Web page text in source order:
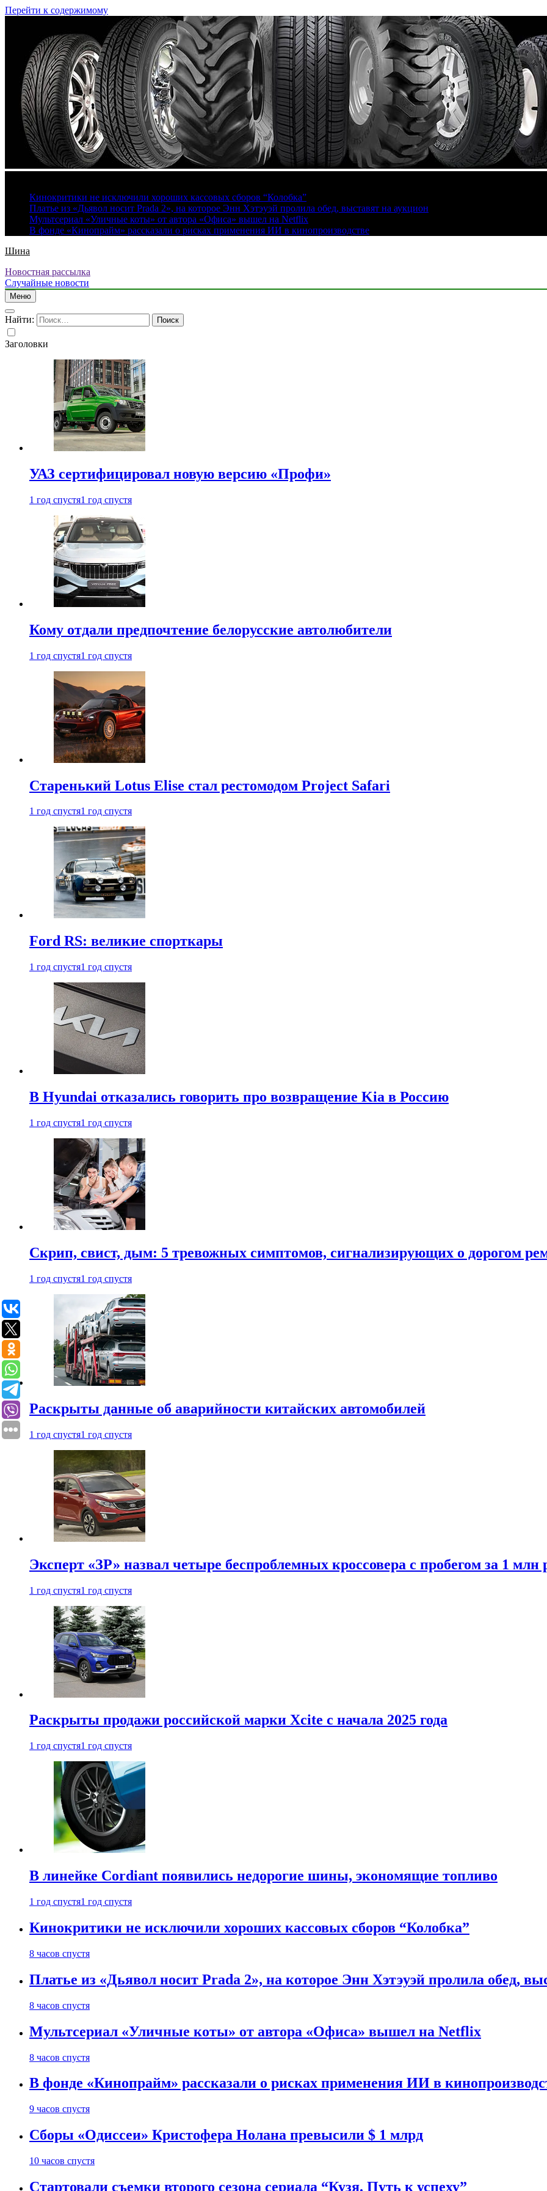
Перейти к содержимому
Кинокритики не исключили хороших кассовых сборов “Колобка”
Платье из «Дьявол носит Prada 2», на которое Энн Хэтэуэй пролила обед, выставят на аукцион
Мультсериал «Уличные коты» от автора «Офиса» вышел на Netflix
В фонде «Кинопрайм» рассказали о рисках применения ИИ в кинопроизводстве
Шина
Новостная рассылка
Случайные новости
Меню
Найти:
Заголовки
УАЗ сертифицировал новую версию «Профи»
1 год спустя1 год спустя
Кому отдали предпочтение белорусские автолюбители
1 год спустя1 год спустя
Старенький Lotus Elise стал рестомодом Project Safari
1 год спустя1 год спустя
Ford RS: великие спорткары
1 год спустя1 год спустя
В Hyundai отказались говорить про возвращение Kia в Россию
1 год спустя1 год спустя
Скрип, свист, дым: 5 тревожных симптомов, сигнализирующих о дорогом
1 год спустя1 год спустя
Раскрыты данные об аварийности китайских автомобилей
1 год спустя1 год спустя
Эксперт «ЗР» назвал четыре беспроблемных кроссовера с пробегом за 1 млн
1 год спустя1 год спустя
Раскрыты продажи российской марки Xcite с начала 2025 года
1 год спустя1 год спустя
В линейке Cordiant появились недорогие шины, экономящие топливо
1 год спустя1 год спустя
Кинокритики не исключили хороших кассовых сборов “Колобка”
8 часов спустя
Платье из «Дьявол носит Prada 2», на которое Энн Хэтэуэй пролила обед,
8 часов спустя
Мультсериал «Уличные коты» от автора «Офиса» вышел на Netflix
8 часов спустя
В фонде «Кинопрайм» рассказали о рисках применения ИИ в
9 часов спустя
Сборы «Одиссеи» Кристофера Нолана превысили $ 1 млрд
10 часов спустя
Стартовали съемки второго сезона сериала “Кузя. Путь к успеху”